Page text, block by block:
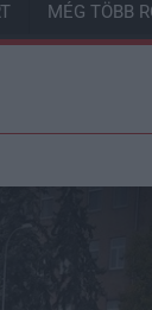
MÉG TÖBB